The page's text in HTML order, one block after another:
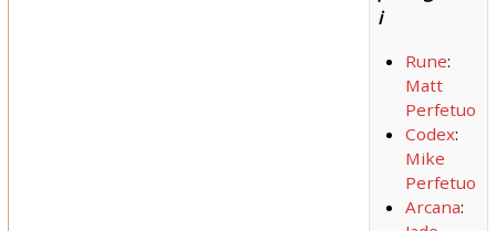
i
Rune:
Matt
Perfetuo
Codex:
Mike
Perfetuo
Arcana: